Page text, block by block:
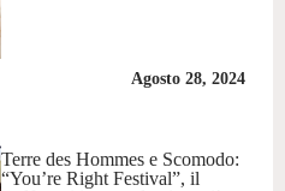
Agosto 28, 2024
Terre des Hommes e Scomodo:
“You’re Right Festival”, il